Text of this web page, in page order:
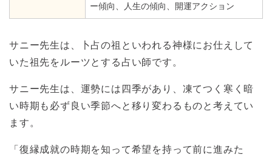
ー傾向、人生の傾向、開運アクション
サニー先生は、卜占の祖といわれる神様にお仕えして
いた祖先をルーツとする占い師です。
サニー先生は、運勢には四季があり、凍てつく寒く暗
い時期も必ず良い季節へと移り変わるものと考えてい
ます。
「復縁成就の時期を知って希望を持って前に進みた